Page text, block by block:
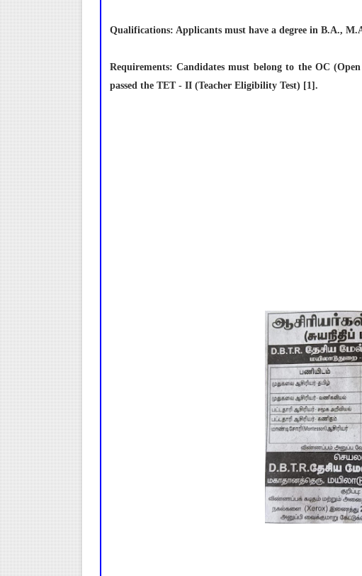
Qualifications: Applicants must have a degree in B.A.,
Requirements: Candidates must belong to the OC
passed the TET - II (Teacher Eligibility Test) [1].